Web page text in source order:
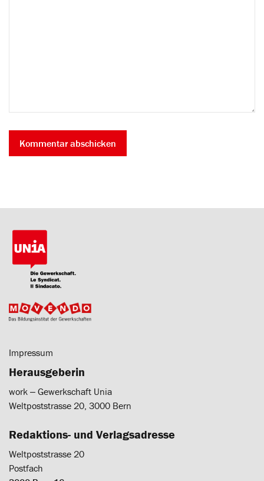
Impressum
Herausgeberin
work ‒ Gewerkschaft Unia
Weltpoststrasse 20, 3000 Bern
Redaktions- und Verlagsadresse
Weltpoststrasse 20
Postfach